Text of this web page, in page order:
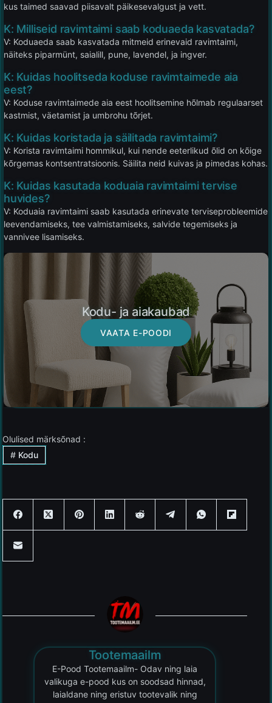
kus taimed saavad piisavalt päikesevalgust ja vett.
K: Milliseid ravimtaimi saab koduaeda kasvatada?
V: Koduaeda saab kasvatada mitmeid erinevaid ravimtaimi,
näiteks piparmünt, saialill, pune, lavendel, ja ingver.
K: Kuidas hoolitseda koduse ravimtaimede aia
eest?
V: Koduse ravimtaimede aia eest hoolitsemine hõlmab regulaarset
kastmist, väetamist ja umbrohu tõrjet.
K: Kuidas koristada ja säilitada ravimtaimi?
V: Korista ravimtaimi hommikul, kui nende eeterlikud õlid on kõige
kõrgemas kontsentratsioonis. Säilita neid kuivas ja pimedas kohas.
K: Kuidas kasutada koduaia ravimtaimi tervise
huvides?
V: Koduaia ravimtaimi saab kasutada erinevate terviseprobleemide
leevendamiseks, tee valmistamiseks, salvide tegemiseks ja
vannivee lisamiseks.
Kodu- ja aiakaubad
VAATA E-POODI
Olulised märksõnad :
#Kodu
Tootemaailm
E-Pood Tootemaailm- Odav ning laia
valikuga e-pood kus on soodsad hinnad,
laialdane ning eristuv tootevalik ning